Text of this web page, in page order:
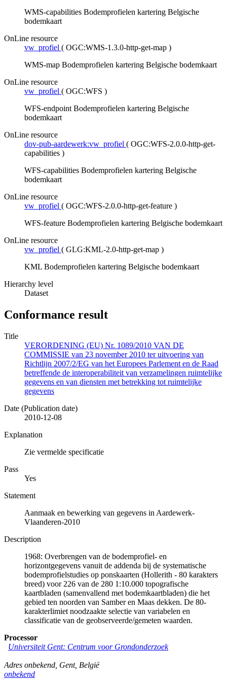
WMS-capabilities Bodemprofielen kartering Belgische
bodemkaart
OnLine resource
vw_profiel ( OGC:WMS-1.3.0-http-get-map )
WMS-map Bodemprofielen kartering Belgische bodemkaart
OnLine resource
vw_profiel ( OGC:WFS )
WFS-endpoint Bodemprofielen kartering Belgische
bodemkaart
OnLine resource
dov-pub-aardewerk:vw_profiel ( OGC:WFS-2.0.0-http-get-
capabilities )
WFS-capabilities Bodemprofielen kartering Belgische
bodemkaart
OnLine resource
vw_profiel ( OGC:WFS-2.0.0-http-get-feature )
WFS-feature Bodemprofielen kartering Belgische bodemkaart
OnLine resource
vw_profiel ( GLG:KML-2.0-http-get-map )
KML Bodemprofielen kartering Belgische bodemkaart
Hierarchy level
Dataset
Conformance result
Title
VERORDENING (EU) Nr. 1089/2010 VAN DE
COMMISSIE van 23 november 2010 ter uitvoering van
Richtlijn 2007/2/EG van het Europees Parlement en de Raad
betreffende de interoperabiliteit van verzamelingen ruimtelijke
gegevens en van diensten met betrekking tot ruimtelijke
gegevens
Date (Publication date)
2010-12-08
Explanation
Zie vermelde specificatie
Pass
Yes
Statement
Aanmaak en bewerking van gegevens in Aardewerk-
Vlaanderen-2010
Description
1968: Overbrengen van de bodemprofiel- en
horizontgegevens vanuit de addenda bij de systematische
bodemprofielstudies op ponskaarten (Hollerith - 80 karakters
breed) voor 226 van de 280 1:10.000 topografische
kaartbladen (samenvallend met bodemkaartbladen) die het
gebied ten noorden van Samber en Maas dekken. De 80-
karakterlimiet noodzaakte selectie van variabelen en
classificatie van de geobserveerde/gemeten waarden.
Processor
Universiteit Gent: Centrum voor Grondonderzoek
Adres onbekend Gent, België
onbekend